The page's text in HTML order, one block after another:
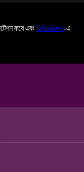
করে এবংWindows-এ